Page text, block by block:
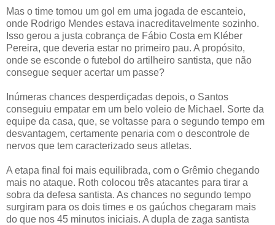
Mas o time tomou um gol em uma jogada de escanteio,
onde Rodrigo Mendes estava inacreditavelmente sozinho.
Isso gerou a justa cobrança de Fábio Costa em Kléber
Pereira, que deveria estar no primeiro pau. A propósito,
onde se esconde o futebol do artilheiro santista, que não
consegue sequer acertar um passe?
Inúmeras chances desperdiçadas depois, o Santos
conseguiu empatar em um belo voleio de Michael. Sorte da
equipe da casa, que, se voltasse para o segundo tempo em
desvantagem, certamente penaria com o descontrole de
nervos que tem caracterizado seus atletas.
A etapa final foi mais equilibrada, com o Grêmio chegando
mais no ataque. Roth colocou três atacantes para tirar a
sobra da defesa santista. As chances no segundo tempo
surgiram para os dois times e os gaúchos chegaram mais
do que nos 45 minutos iniciais. A dupla de zaga santista